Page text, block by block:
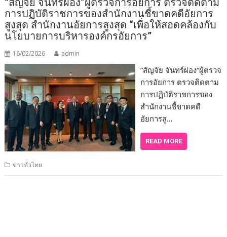
”สัญจัย จันทร์ผ่อง“ผู้ตรวจการอัยการ ตรวจติดตาม
การปฏิบัติราชการของสำนักงานชี้ขาดคดีอัยการ
สูงสุด สำนักงานอัยการสูงสุด “เพื่อให้สอดคล้องกับ
นโยบายการบริหารองค์กรอัยการ”
16/02/2026 admin
”สัญจัย จันทร์ผ่อง“ผู้ตรวจ
การอัยการ ตรวจติดตาม
การปฏิบัติราชการของ
สำนักงานชี้ขาดคดี
อัยการสู…
READ MORE
ข่าวทั่วไทย